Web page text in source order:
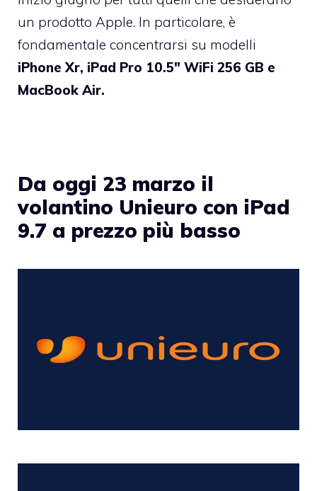
un prodotto Apple. In particolare, è
fondamentale concentrarsi su modelli
iPhone Xr, iPad Pro 10.5″ WiFi 256 GB e
MacBook Air.
Da oggi 23 marzo il
volantino Unieuro con iPad
9.7 a prezzo più basso